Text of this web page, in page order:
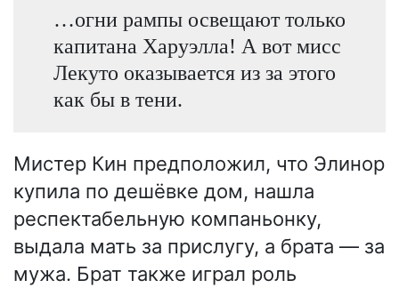
…огни рампы освещают только
капитана Харуэлла! А вот мисс
Лекуто оказывается из за этого
как бы в тени.
Мистер Кин предположил, что Элинор
купила по дешёвке дом, нашла
респектабельную компаньонку,
выдала мать за прислугу, а брата — за
мужа. Брат также играл роль